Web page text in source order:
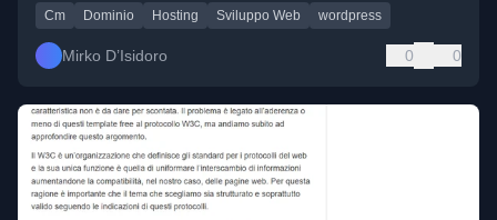
Cm Dominio Hosting Sviluppo Web wordpress
Mirko D’Isidoro 0 0